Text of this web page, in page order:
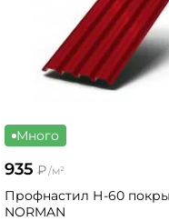
Много
935 ₽/м²
Профнастил Н-60
NORMAN